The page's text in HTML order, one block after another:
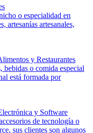
o especialidad en
artesanías artesanales,
y Restaurantes
bebidas o comida especial
está formada por
y Software
de tecnología o
sus clientes son algunos